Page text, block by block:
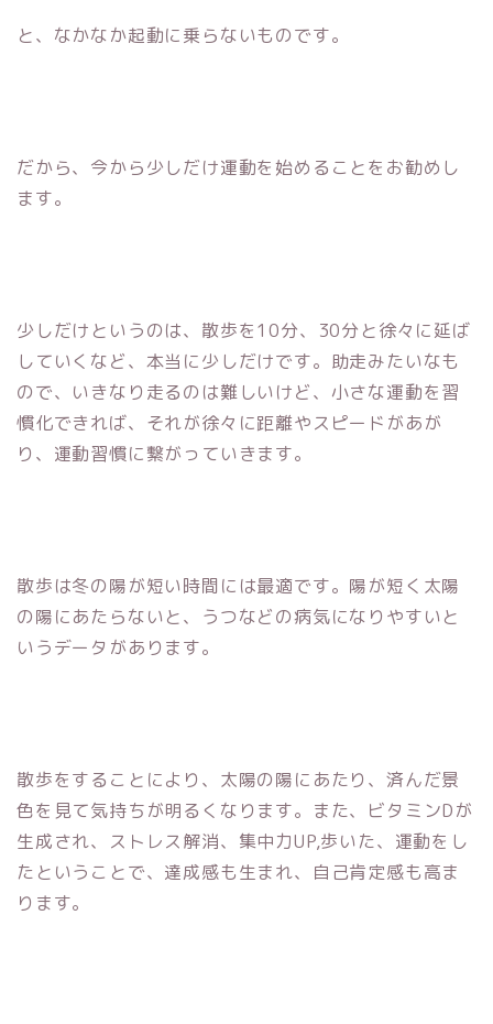
と、なかなか起動に乗らないものです。
だから、今から少しだけ運動を始めることをお勧めし
ます。
少しだけというのは、散歩を10分、30分と徐々に延ば
していくなど、本当に少しだけです。助走みたいなも
ので、いきなり走るのは難しいけど、小さな運動を習
慣化できれば、それが徐々に距離やスピードがあが
り、運動習慣に繋がっていきます。
散歩は冬の陽が短い時間には最適です。陽が短く太陽
の陽にあたらないと、うつなどの病気になりやすいと
いうデータがあります。
散歩をすることにより、太陽の陽にあたり、済んだ景
色を見て気持ちが明るくなります。また、ビタミンDが
生成され、ストレス解消、集中力UP,歩いた、運動をし
たということで、達成感も生まれ、自己肯定感も高ま
ります。